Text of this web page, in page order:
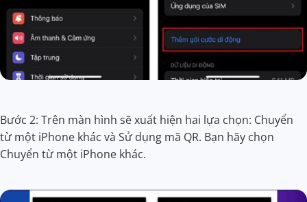
Bước 2: Trên màn hình sẽ xuất hiện hai lựa chọn: Chuyển
từ một iPhone khác và Sử dụng mã QR. Bạn hãy chọn
Chuyển từ một iPhone khác.